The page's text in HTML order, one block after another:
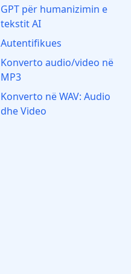
GPT për humanizimin e
tekstit AI
Autentifikues
Konverto audio/video në
MP3
Konverto në WAV: Audio
dhe Video